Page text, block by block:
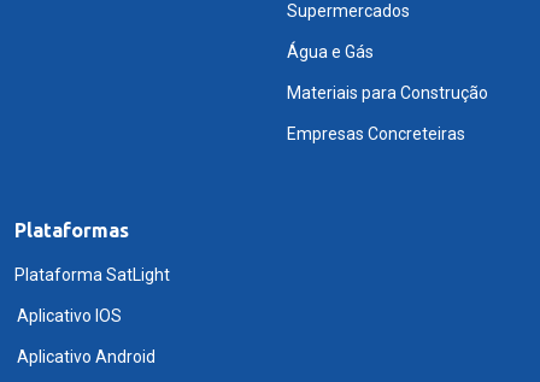
Supermercados
Água e Gás
Materiais para Construção
Empresas Concreteiras
Plataformas
Plataforma SatLight
Aplicativo IOS
Aplicativo Android